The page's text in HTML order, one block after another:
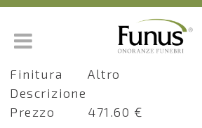
Sosta Salma
Finitura
Altro
Descrizione
Prezzo
471.60 €